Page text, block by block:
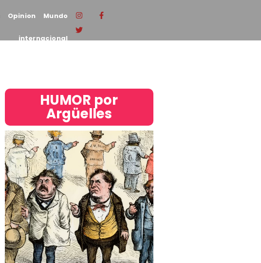
Opinion Mundo
internacional
HUMOR por
Argüelles​